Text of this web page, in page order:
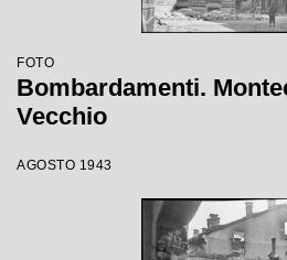
FOTO
Bombardamenti.
Vecchio
AGOSTO 1943